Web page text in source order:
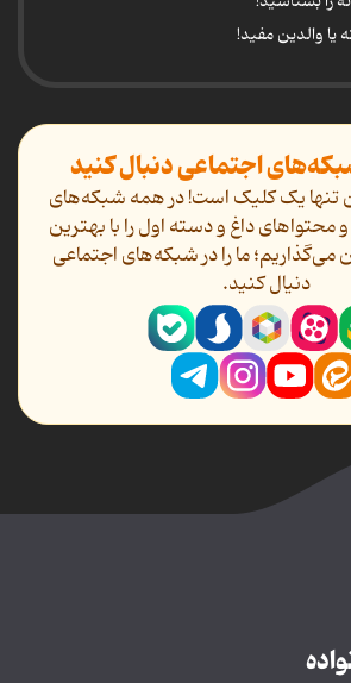
والدین مفید!
اجتماعی دنبال کنید
تنها یک کلیک است! در همه شبکه‌های
داغ و دسته اول را با بهترین
می‌گذاریم؛ ما را در شبکه‌های اجتماعی
دنیال کنید.